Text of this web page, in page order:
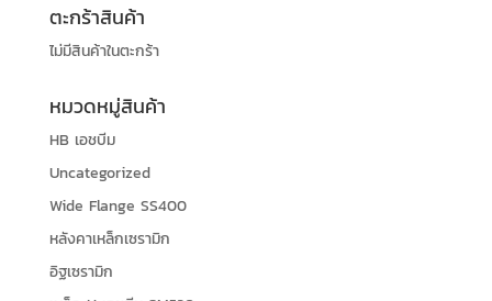
ตะกร้าสินค้า
ไม่มีสินค้าในตะกร้า
หมวดหมู่สินค้า
HB เอชบีม
Uncategorized
Wide Flange SS400
หลังคาเหล็กเซรามิก
อิฐเซรามิก